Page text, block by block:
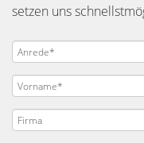
setzen uns